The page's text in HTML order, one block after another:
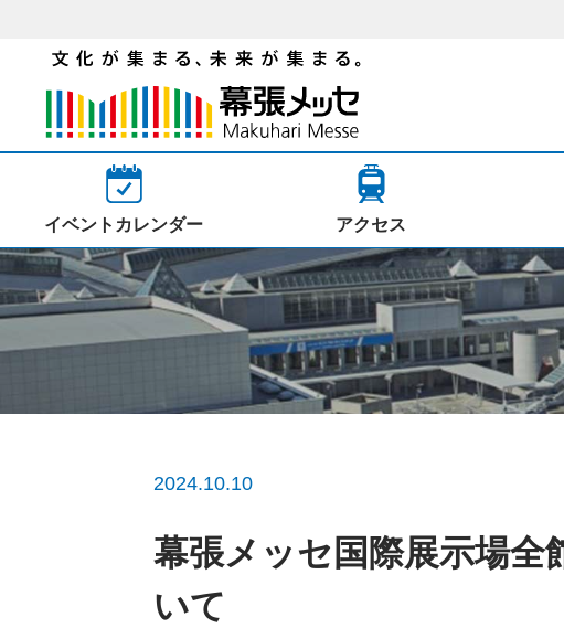
イベントカレンダー アクセス
2024.10.10
幕張メッセ国際展示場
いて